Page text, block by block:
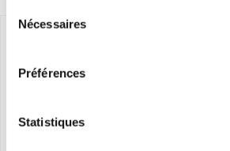
Nécessaires
Préférences
Statistiques